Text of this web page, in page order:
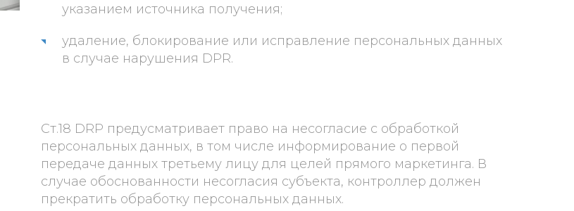
указанием источника получения;
удаление, блокирование или исправление персональных данных
в случае нарушения DPR.
Ст.18 DRP предусматривает право на несогласие с обработкой
персональных данных, в том числе информирование о первой
передаче данных третьему лицу для целей прямого маркетинга. В
случае обоснованности несогласия субъекта, контроллер должен
прекратить обработку персональных данных.